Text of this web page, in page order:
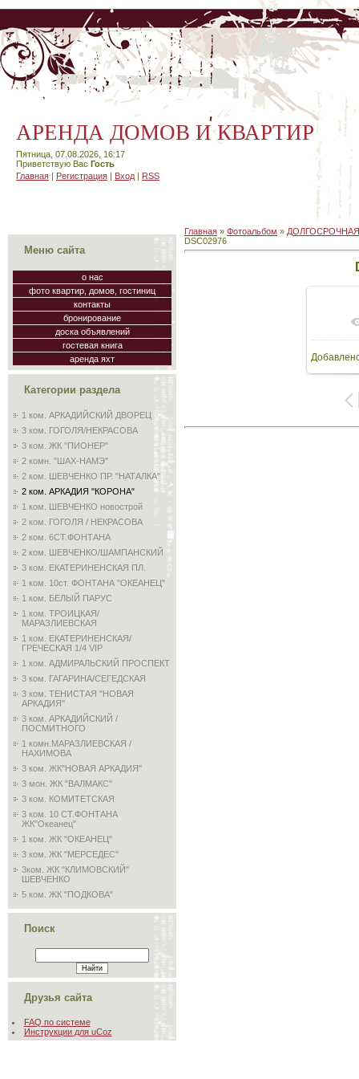
АРЕНДА ДОМОВ И КВАРТИР
Пятница, 07.08.2026, 16:17
Приветствую Вас Гость
Главная | Регистрация | Вход | RSS
Меню сайта
о нас
фото квартир, домов, гостиниц
контакты
бронирование
доска объявлений
гостевая книга
аренда яхт
Категории раздела
1 ком. АРКАДИЙСКИЙ ДВОРЕЦ
3 ком. ГОГОЛЯ/НЕКРАСОВА
3 ком. ЖК "ПИОНЕР"
2 комн. "ШАХ-НАМЭ"
2 ком. ШЕВЧЕНКО ПР. "НАТАЛКА"
2 ком. АРКАДИЯ "КОРОНА"
1 ком. ШЕВЧЕНКО новострой
2 ком. ГОГОЛЯ / НЕКРАСОВА
2 ком. 6СТ.ФОНТАНА
2 ком. ШЕВЧЕНКО/ШАМПАНСКИЙ
3 ком. ЕКАТЕРИНЕНСКАЯ ПЛ.
1 ком. 10ст. ФОНТАНА "ОКЕАНЕЦ"
1 ком. БЕЛЫЙ ПАРУС
1 ком. ТРОИЦКАЯ/
МАРАЗЛИЕВСКАЯ
1 ком. ЕКАТЕРИНЕНСКАЯ/
ГРЕЧЕСКАЯ 1/4 VIP
1 ком. АДМИРАЛЬСКИЙ ПРОСПЕКТ
3 ком. ГАГАРИНА/СЕГЕДСКАЯ
3 ком. ТЕНИСТАЯ "НОВАЯ
АРКАДИЯ"
3 ком. АРКАДИЙСКИЙ /
ПОСМИТНОГО
1 комн.МАРАЗЛИЕВСКАЯ /
НАХИМОВА
3 ком. ЖК"НОВАЯ АРКАДИЯ"
3 мон. ЖК "ВАЛМАКС"
3 ком. КОМИТЕТСКАЯ
3 ком. 10 СТ.ФОНТАНА
ЖК"Океанец"
1 ком. ЖК "ОКЕАНЕЦ"
3 ком. ЖК "МЕРСЕДЕС"
3ком. ЖК "КЛИМОВСКИЙ"
ШЕВЧЕНКО
5 ком. ЖК "ПОДКОВА"
Поиск
Друзья сайта
FAQ по системе
Инструкции для uCoz
Главная » Фотоальбом »
DSC02976